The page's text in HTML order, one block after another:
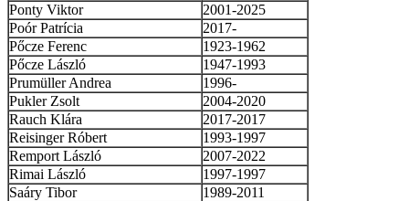
Ponty Viktor
2001-2025
Poór Patrícia
2017-
Pőcze Ferenc
1923-1962
Pőcze László
1947-1993
Prumüller Andrea
1996-
Pukler Zsolt
2004-2020
Rauch Klára
2017-2017
Reisinger Róbert
1993-1997
Remport László
2007-2022
Rimai László
1997-1997
Saáry Tibor
1989-2011